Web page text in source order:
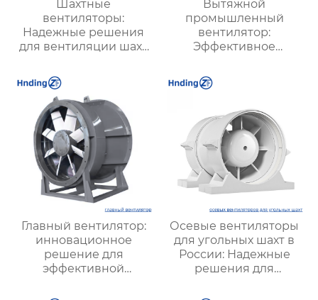
Шахтные
вентиляторы:
Надежные решения
для вентиляции шахт
| Купить с доставкой
Вытяжной
промышленный
вентилятор:
Эффективное
надежной вентиляции
Главный вентилятор:
инновационное
решение для
эффективной
оптимизации работы
Осевые вентиляторы
для угольных шахт в
России: Надежные
решения для
вентиляции и